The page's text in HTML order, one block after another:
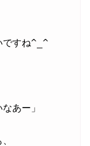
ですね^_^
あー」